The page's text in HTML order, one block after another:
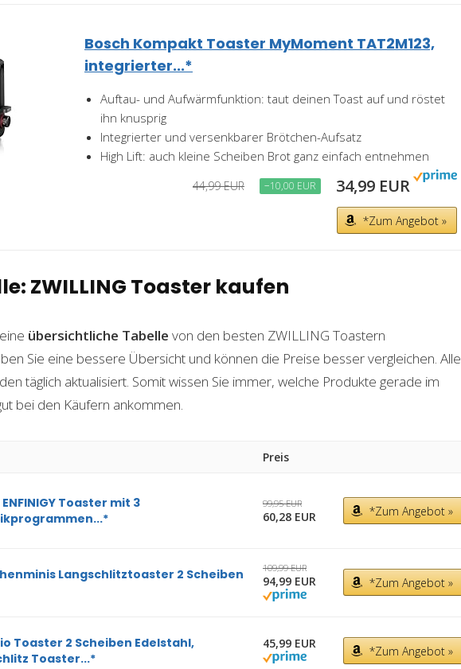
Bosch Kompakt Toaster MyMoment TAT2M123,
integrierter...*
Auftau- und Aufwärmfunktion: taut deinen Toast auf und röstet
ihn knusprig
Integrierter und versenkbarer Brötchen-Aufsatz
High Lift: auch kleine Scheiben Brot ganz einfach entnehmen
44,99 EUR −10,00 EUR 34,99 EUR
*Zum Angebot »
ZWILLING Toaster kaufen
übersichtliche Tabelle von den besten ZWILLING Toastern
Sie eine bessere Übersicht und können die Preise besser vergleichen. Alle
täglich aktualisiert. Somit wissen Sie immer, welche Produkte gerade im
bei den Käufern ankommen.
Preis
ENFINIGY Toaster mit 3
99,95 EUR
60,28 EUR *Zum Angebot »
Langschlitztoaster 2 Scheiben
109,99 EUR
94,99 EUR *Zum Angebot »
Toaster 2 Scheiben Edelstahl,
Toaster...*
45,99 EUR
*Zum Angebot »